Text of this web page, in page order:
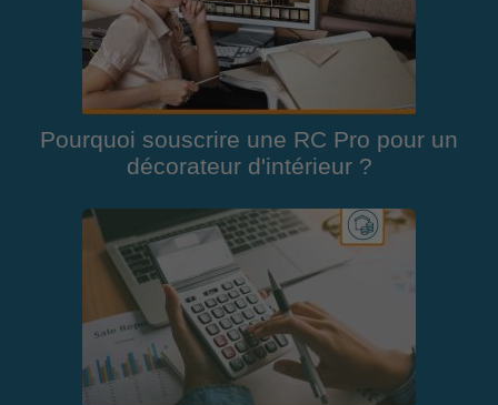
Pourquoi souscrire une RC Pro pour un
décorateur d'intérieur ?